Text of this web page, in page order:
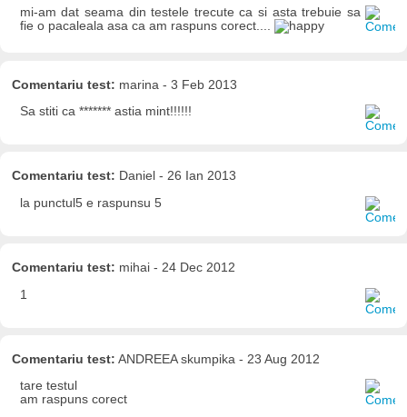
mi-am dat seama din testele trecute ca si asta trebuie sa
fie o pacaleala asa ca am raspuns corect....
Comentariu test: marina - 3 Feb 2013
Sa stiti ca ******* astia mint!!!!!!
Comentariu test: Daniel - 26 Ian 2013
la punctul5 e raspunsu 5
Comentariu test: mihai - 24 Dec 2012
1
Comentariu test: ANDREEA skumpika - 23 Aug 2012
tare testul
am raspuns corect